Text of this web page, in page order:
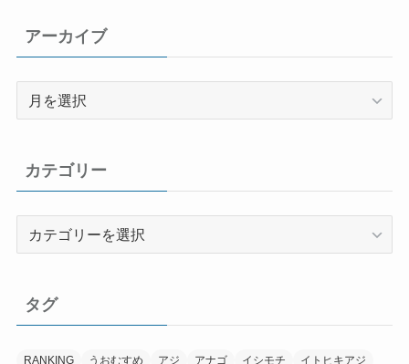
アーカイブ
ブ
カテゴリー
ー
タグ
RANKING うおむすめ アジ アナゴ イシモチ イトヒキアジ